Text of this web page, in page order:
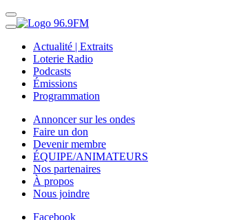
Actualité | Extraits
Loterie Radio
Podcasts
Émissions
Programmation
Annoncer sur les ondes
Faire un don
Devenir membre
ÉQUIPE/ANIMATEURS
Nos partenaires
À propos
Nous joindre
Facebook